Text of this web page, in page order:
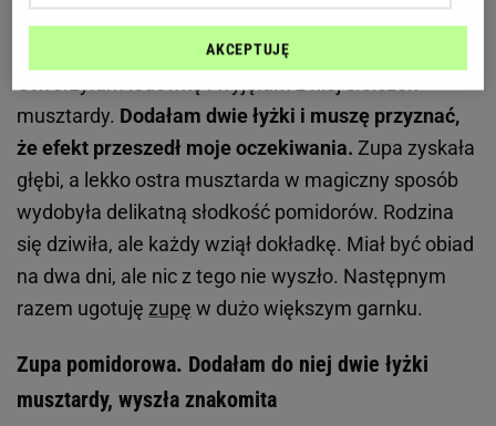
Otworzyłam lodówkę i wyjęłam z niej słoiczek
musztardy. Dodałam dwie łyżki i muszę przyznać,
że efekt przeszedł moje oczekiwania. Zupa zyskała
głębi, a lekko ostra musztarda w magiczny sposób
wydobyła delikatną słodkość pomidorów. Rodzina
się dziwiła, ale każdy wziął dokładkę. Miał być obiad
na dwa dni, ale nic z tego nie wyszło. Następnym
razem ugotuję zupę w dużo większym garnku.
Zupa pomidorowa. Dodałam do niej dwie łyżki
musztardy, wyszła znakomita
AKCEPTUJĘ